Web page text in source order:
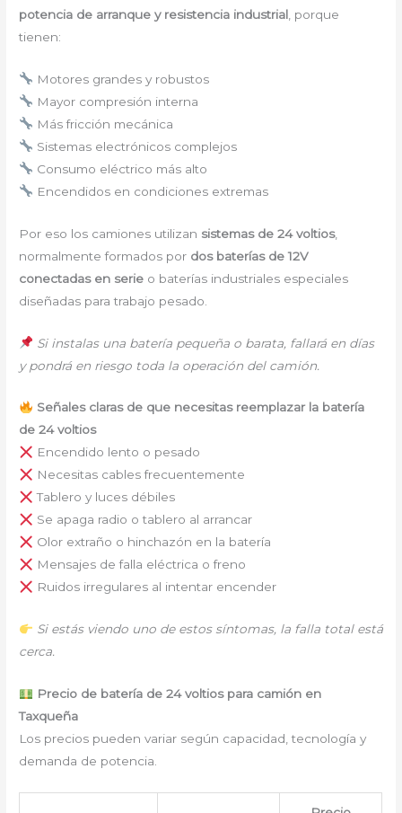
potencia de arranque y resistencia industrial , porque
tienen:
Motores grandes y robustos
Mayor compresión interna
Más fricción mecánica
Sistemas electrónicos complejos
Consumo eléctrico más alto
Encendidos en condiciones extremas
Por eso los camiones utilizan sistemas de 24 voltios,
normalmente formados por dos baterías de 12V
conectadas en serie o baterías industriales especiales
diseñadas para trabajo pesado.
Si instalas una batería pequeña o barata, fallará en días
y pondrá en riesgo toda la operación del camión.
Señales claras de que necesitas reemplazar la batería
de 24 voltios
Encendido lento o pesado
Necesitas cables frecuentemente
Tablero y luces débiles
Se apaga radio o tablero al arrancar
Olor extraño o hinchazón en la batería
Mensajes de falla eléctrica o freno
Ruidos irregulares al intentar encender
Si estás viendo uno de estos síntomas, la falla total está
cerca.
Precio de batería de 24 voltios para camión en
Taxqueña
Los precios pueden variar según capacidad, tecnología y
demanda de potencia.